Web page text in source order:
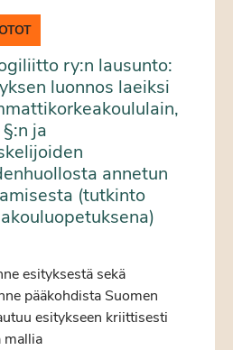
ry:n lausunto:
luonnos laeiksi
ja
annetun
(tutkinto
esityksestä sekä
pääkohdista Suomen
esitykseen kriittisesti
mallia